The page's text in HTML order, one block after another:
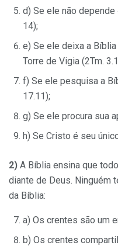
d) Se ele não depende
14);
e) Se ele deixa a
Torre de Vigia (2Tm.
f) Se ele pesquisa a
17.11);
g) Se ele procura sua
h) Se Cristo é seu
2) A Bíblia ensina que
diante de Deus. Ninguém
da Bíblia:
a) Os crentes são um
b) Os crentes